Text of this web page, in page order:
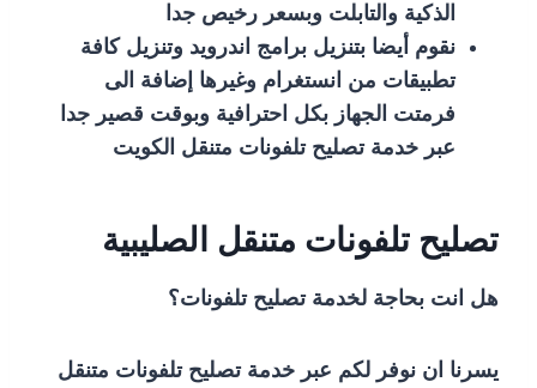
الذكية والتابلت وبسعر رخيص جدا
نقوم أيضا بتنزيل برامج اندرويد وتنزيل كافة
تطبيقات من انستغرام وغيرها إضافة الى
فرمتت الجهاز بكل احترافية وبوقت قصير جدا
عبر خدمة تصليح تلفونات متنقل الكويت
تصليح تلفونات متنقل الصليبية
هل انت بحاجة لخدمة تصليح تلفونات؟
يسرنا ان نوفر لكم عبر خدمة تصليح تلفونات متنقل